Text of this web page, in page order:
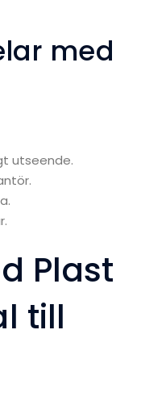
med
utseende.
Plast
till